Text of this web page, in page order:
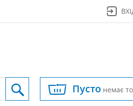
Пусто немає